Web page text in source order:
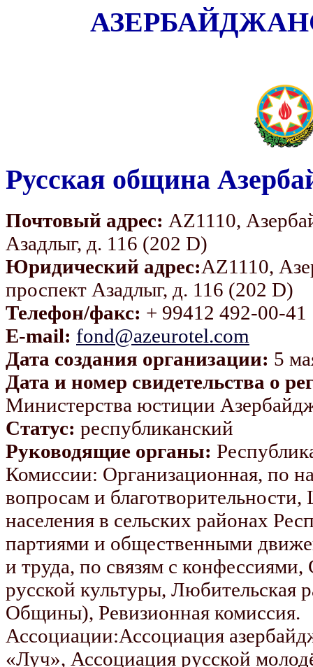
Русская община
Почтовый адрес: AZ1110,
Азадлыг, д. 116 (202 D)
Юридический адрес:AZ1110,
проспект Азадлыг, д. 116 (202 D)
Телефон/факс: + 99412 492-00-41
E-mail: fond@azeurotel.com
Дата создания организации: 5
Дата и номер свидетельства о
Министерства юстиции
Статус: республиканский
Руководящие органы:
Комиссии: Организационная, по
вопросам и
населения в сельских районах
партиями и общественными
и труда, по связям с
русской культуры, Любительская
Общины), Ревизионная
Ассоциации:Ассоциация
«Луч», Ассоциация русской